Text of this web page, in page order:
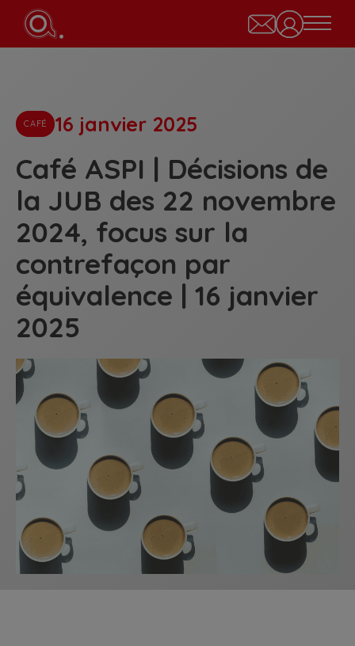
CAFÉ 16 janvier 2025
Café ASPI | Décisions de
la JUB des 22 novembre
2024, focus sur la
contrefaçon par
équivalence | 16 janvier
2025